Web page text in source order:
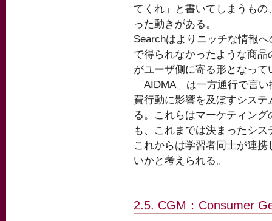
てくれ」と書いてしまうも
った動きがある。
Searchはよりニッチな情報
で得られなかったような商
がユーザ側に寄る形となって
「AIDMA」は一方通行で言
費行動に影響を及ぼすシス
る。これらはマーケティン
も、これまでは決まったシ
これからは学習者同士が連
いかと考えられる。
2.5. CGM：Consumer